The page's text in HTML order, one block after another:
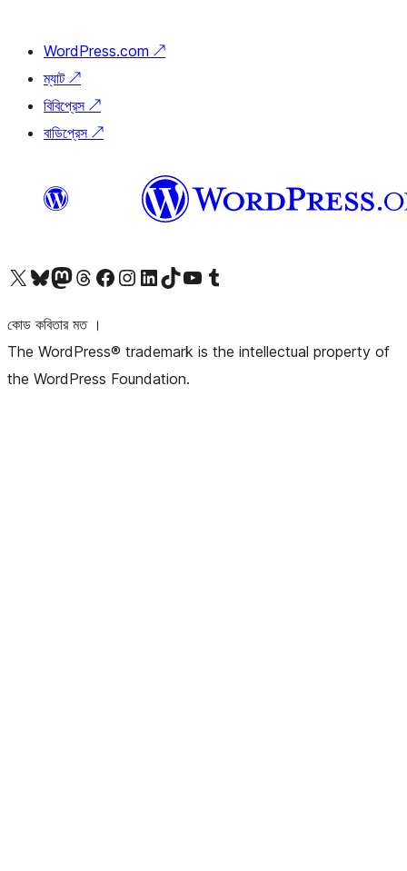
WordPress.com ↗
ম্যাট ↗
বিবিপ্রেস ↗
বাডিপ্রেস ↗
আমাদের X (আগের টুইটার) অ্যাকাউন্টে যানআমাদের Bluesky অ্যাকাউন্টটি দেখুনআমাদের মাস্টোডন অ্যাকাউন্টটি দেখুনআমাদের থ্রেডস অ্যাকাউন্টটি দেখুনআমাদের ফেসবুক পেজ দেখুনআমাদের ইন্সটাগ্রাম অ্যাকাউন্ট দেখুনআমাদের লিঙ্কডইন অ্যাকাউন্টে যানআমাদের TikTok অ্যাকাউন্টটি দেখুনআমাদের ইউটিউব চ্যানেলে যান আমাদের টাম্বলার অ্যাকাউন্ট দেখুন
কোড কবিতার মত ।
The WordPress® trademark is the intellectual property of
the WordPress Foundation.